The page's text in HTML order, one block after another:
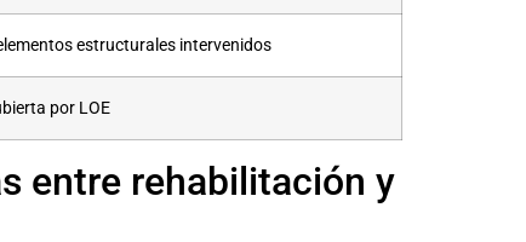
estructurales intervenidos
por LOE
entre rehabilitación y